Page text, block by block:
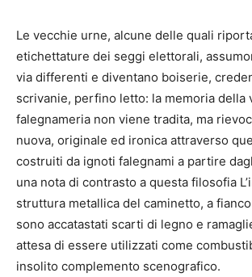
Le vecchie urne, alcune delle quali
etichettature dei seggi elettorali,
via differenti e diventano boiserie,
scrivanie, perfino letto: la memoria della
falegnameria non viene tradita, ma
nuova, originale ed ironica attraverso
costruiti da ignoti falegnami a partire
una nota di contrasto a questa filosofia
struttura metallica del caminetto, a
sono accatastati scarti di legno e
attesa di essere utilizzati come
insolito complemento scenografico.